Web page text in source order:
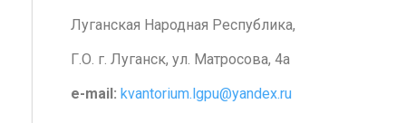
Луганская Народная Республика,
Г.О. г. Луганск, ул. Матросова, 4а
e-mail: kvantorium.lgpu@yandex.ru